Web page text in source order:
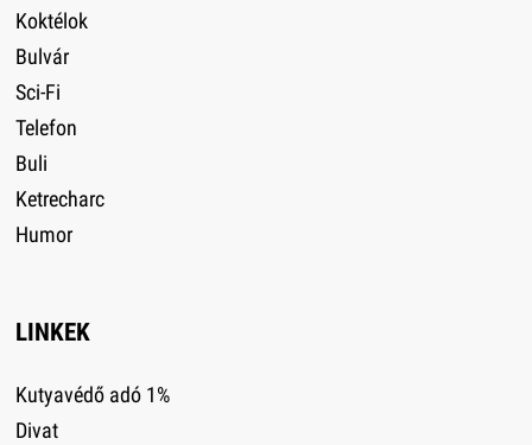
Koktélok
Bulvár
Sci-Fi
Telefon
Buli
Ketrecharc
Humor
LINKEK
Kutyavédő adó 1%
Divat